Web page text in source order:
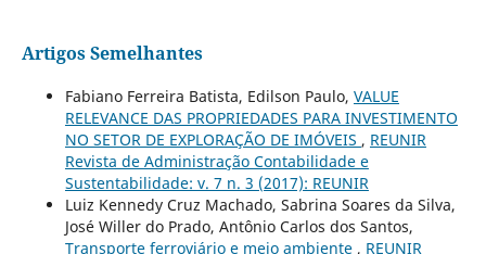
Artigos Semelhantes
Fabiano Ferreira Batista, Edilson Paulo, VALUE
RELEVANCE DAS PROPRIEDADES PARA INVESTIMENTO
NO SETOR DE EXPLORAÇÃO DE IMÓVEIS , REUNIR
Revista de Administração Contabilidade e
Sustentabilidade: v. 7 n. 3 (2017): REUNIR
Luiz Kennedy Cruz Machado, Sabrina Soares da Silva,
José Willer do Prado, Antônio Carlos dos Santos,
Transporte ferroviário e meio ambiente , REUNIR